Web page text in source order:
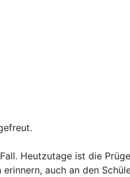
Heutzutage ist die
auch an den